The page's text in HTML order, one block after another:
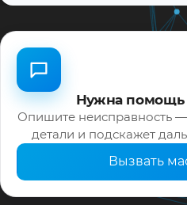
Нужна помощь
Опишите неисправность —
детали и подскажет
Вызвать